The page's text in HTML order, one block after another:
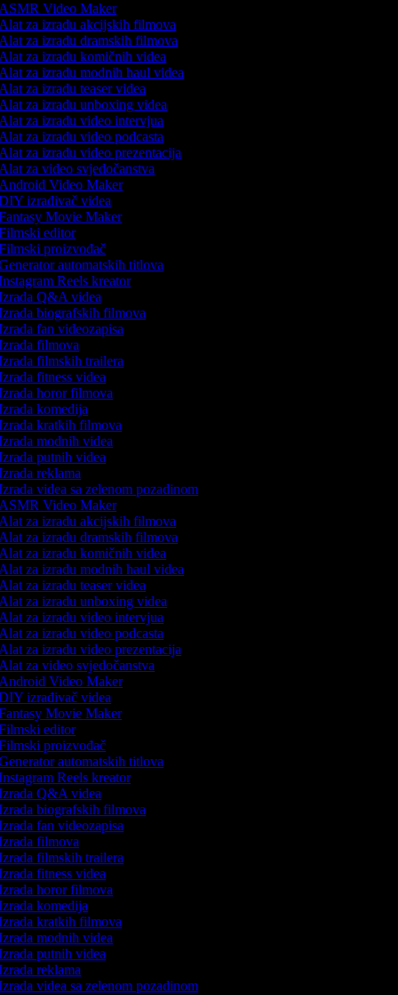
Video Maker
za izradu akcijskih filmova
za izradu dramskih filmova
za izradu komičnih videa
za izradu modnih haul videa
za izradu teaser videa
za izradu unboxing videa
za izradu video intervjua
za izradu video podcasta
za izradu video prezentacija
za video svjedočanstva
Video Maker
izrađivač videa
Movie Maker
editor
proizvođač
automatskih titlova
Reels kreator
Q&A videa
biografskih filmova
fan videozapisa
filmova
filmskih trailera
fitness videa
horor filmova
komedija
kratkih filmova
modnih videa
putnih videa
reklama
videa sa zelenom pozadinom
Video Maker
za izradu akcijskih filmova
za izradu dramskih filmova
za izradu komičnih videa
za izradu modnih haul videa
za izradu teaser videa
za izradu unboxing videa
za izradu video intervjua
za izradu video podcasta
za izradu video prezentacija
za video svjedočanstva
Video Maker
izrađivač videa
Movie Maker
editor
proizvođač
automatskih titlova
Reels kreator
Q&A videa
biografskih filmova
fan videozapisa
filmova
filmskih trailera
fitness videa
horor filmova
komedija
kratkih filmova
modnih videa
putnih videa
reklama
videa sa zelenom pozadinom